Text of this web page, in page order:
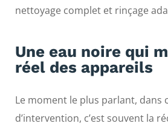
nettoyage complet et rinçage
Une eau noire qui
réel des appareils
Le moment le plus parlant, dans
d’intervention, c’est souvent la